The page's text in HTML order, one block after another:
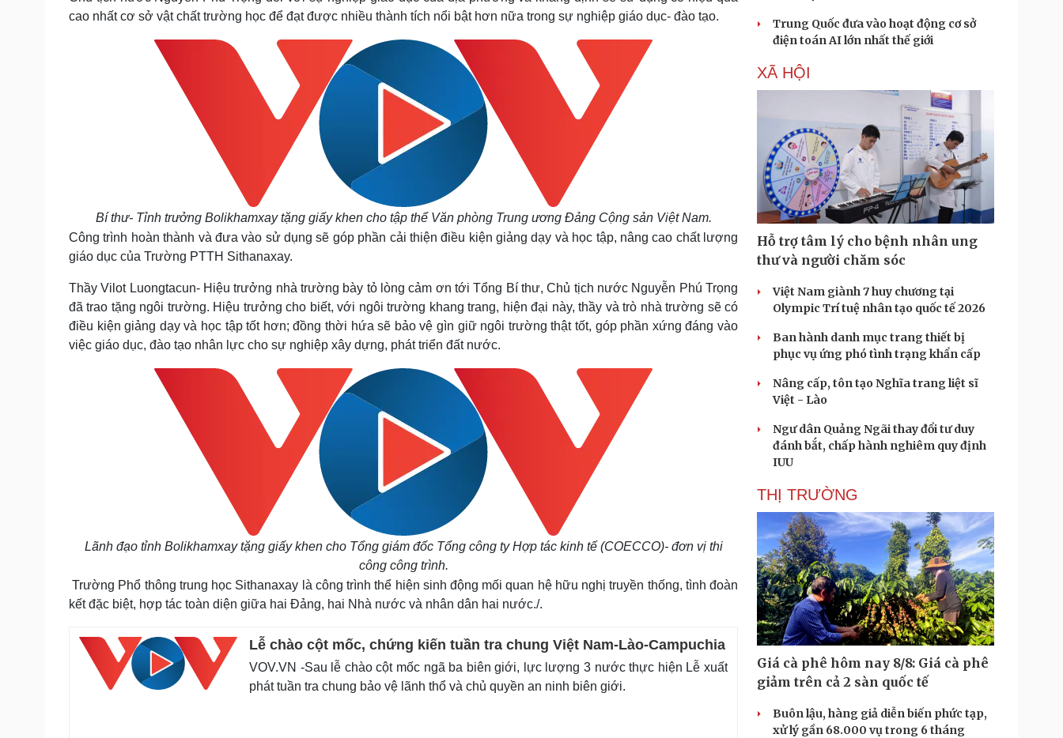
cao nhất cơ sở vật chất trường học để đạt được nhiều thành tích nổi bật hơn nữa trong sự nghiệp giáo dục- đào tạo.
Bí thư- Tỉnh trưởng Bolikhamxay tặng giấy khen cho tập thể Văn phòng Trung ương Đảng Cộng sản Việt Nam.
Công trình hoàn thành và đưa vào sử dụng sẽ góp phần cải thiện điều kiện giảng dạy và học tập, nâng cao chất lượng
giáo dục của Trường PTTH Sithanaxay.
Thầy Vilot Luongtacun- Hiệu trưởng nhà trường bày tỏ lòng cảm ơn tới Tổng Bí thư, Chủ tịch nước Nguyễn Phú Trọng
đã trao tặng ngôi trường. Hiệu trưởng cho biết, với ngôi trường khang trang, hiện đại này, thầy và trò nhà trường sẽ có
điều kiện giảng dạy và học tập tốt hơn; đồng thời hứa sẽ bảo vệ gìn giữ ngôi trường thật tốt, góp phần xứng đáng vào
việc giáo dục, đào tạo nhân lực cho sự nghiệp xây dựng, phát triển đất nước.
Lãnh đạo tỉnh Bolikhamxay tặng giấy khen cho Tổng giám đốc Tổng công ty Hợp tác kinh tế (COECCO)- đơn vị thi
công công trình.
Trường Phổ thông trung học Sithanaxay là công trình thể hiện sinh động mối quan hệ hữu nghị truyền thống, tình đoàn
kết đặc biệt, hợp tác toàn diện giữa hai Đảng, hai Nhà nước và nhân dân hai nước./.
Lễ chào cột mốc, chứng kiến tuần tra chung Việt Nam-Lào-Campuchia
VOV.VN -Sau lễ chào cột mốc ngã ba biên giới, lực lượng 3 nước thực hiện Lễ xuất
phát tuần tra chung bảo vệ lãnh thổ và chủ quyền an ninh biên giới.
Trung Quốc đưa vào hoạt động cơ sở
điện toán AI lớn nhất thế giới
XÃ HỘI
Hỗ trợ tâm lý cho bệnh nhân ung
thư và người chăm sóc
Việt Nam giành 7 huy chương tại
Olympic Trí tuệ nhân tạo quốc tế 2026
Ban hành danh mục trang thiết bị
phục vụ ứng phó tình trạng khẩn cấp
Nâng cấp, tôn tạo Nghĩa trang liệt sĩ
Việt - Lào
Ngư dân Quảng Ngãi thay đổi tư duy
đánh bắt, chấp hành nghiêm quy định
IUU
THỊ TRƯỜNG
Giá cà phê hôm nay 8/8: Giá cà phê
giảm trên cả 2 sàn quốc tế
Buôn lậu, hàng giả diễn biến phức tạp,
xử lý gần 68.000 vụ trong 6 tháng